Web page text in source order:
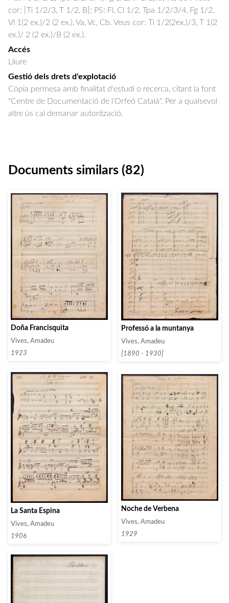
cor: [Ti 1/2/3, T 1/2, B]; PS: Fl, Cl 1/2, Tpa 1/2/3/4, Fg 1/2,
Vl 1(2 ex.)/2 (2 ex.), Va, Vc, Cb. Veus cor: Ti 1/2(2ex.)/3, T 1(2
ex.)/ 2 (2 ex.)/B (2 ex.).
Accés
Lliure
Gestió dels drets d'explotació
Còpia permesa amb finalitat d'estudi o recerca, citant la font
"Centre de Documentació de l’Orfeó Català". Per a qualsevol
altre ús cal demanar autorització.
Documents similars (82)
Doña Francisquita
Vives, Amadeu
1923
Professó a la muntanya
Vives, Amadeu
[1890 - 1930]
La Santa Espina
Vives, Amadeu
1906
Noche de Verbena
Vives, Amadeu
1929